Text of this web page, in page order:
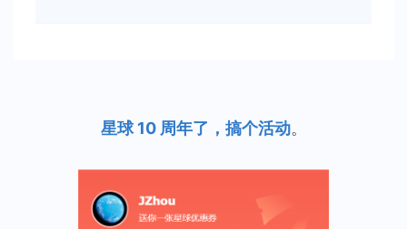
星球 10 周年了，搞个活动。